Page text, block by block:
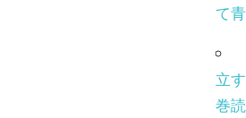
て
立
巻